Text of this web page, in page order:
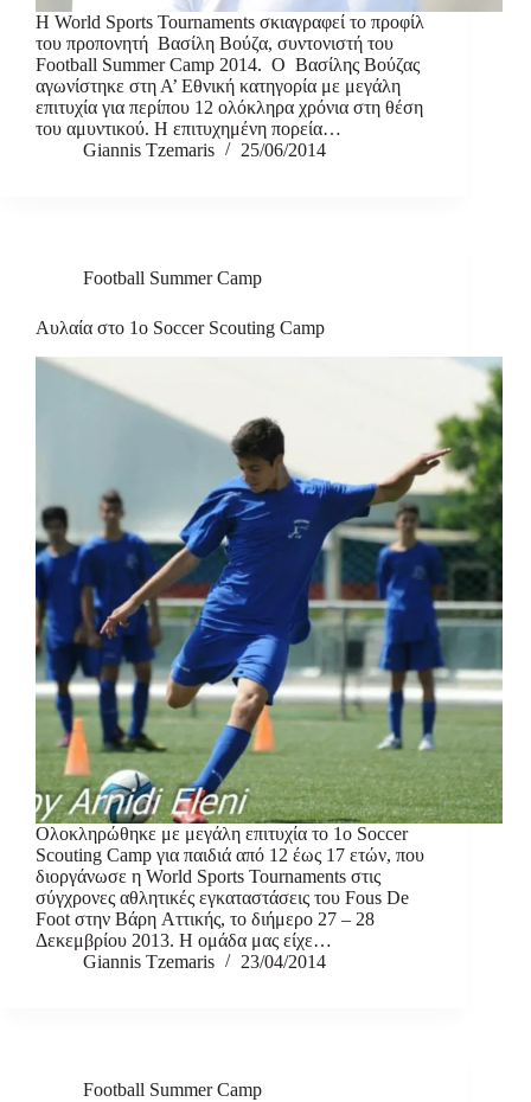
Η World Sports Tournaments σκιαγραφεί το προφίλ
του προπονητή Βασίλη Βούζα, συντονιστή του
Football Summer Camp 2014. O Βασίλης Βούζας
αγωνίστηκε στη Α’ Εθνική κατηγορία με μεγάλη
επιτυχία για περίπου 12 ολόκληρα χρόνια στη θέση
του αμυντικού. Η επιτυχημένη πορεία…
Giannis Tzemaris
25/06/2014
Football Summer Camp
Αυλαία στο 1ο Soccer Scouting Camp
Ολοκληρώθηκε με μεγάλη επιτυχία το 1ο Soccer
Scouting Camp για παιδιά από 12 έως 17 ετών, που
διοργάνωσε η World Sports Tournaments στις
σύγχρονες αθλητικές εγκαταστάσεις του Fous De
Foot στην Βάρη Αττικής, το διήμερο 27 – 28
Δεκεμβρίου 2013. Η ομάδα μας είχε…
Giannis Tzemaris
23/04/2014
Football Summer Camp